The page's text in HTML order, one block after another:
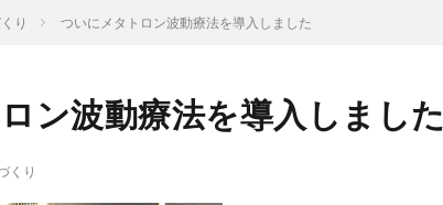
り ついにメタトロン波動療法を導入しました
ン波動療法を導入しました
くり